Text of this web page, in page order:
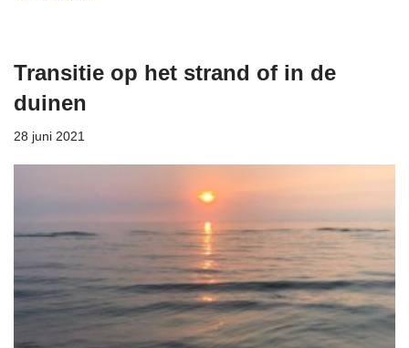
Transitie op het strand of in de
duinen
28 juni 2021